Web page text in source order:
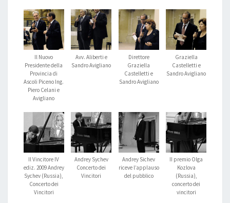
Il Nuovo
Presidente della
Provincia di
Ascoli Piceno Ing.
Piero Celani e
Avigliano
Avv. Aliberti e
Sandro Avigliano
Direttore
Graziella
Castelletti e
Sandro Avigliano
Graziella
Castelletti e
Sandro Avigliano
Il Vincitore IV
ediz. 2009 Andrey
Sychev (Russia),
Concerto dei
Vincitori
Andrey Sychev
Concerto dei
Vincitori
Andrey Sichev
riceve l’applauso
del pubblico
II premio Olga
Kozlova
(Russia),
concerto dei
vincitori